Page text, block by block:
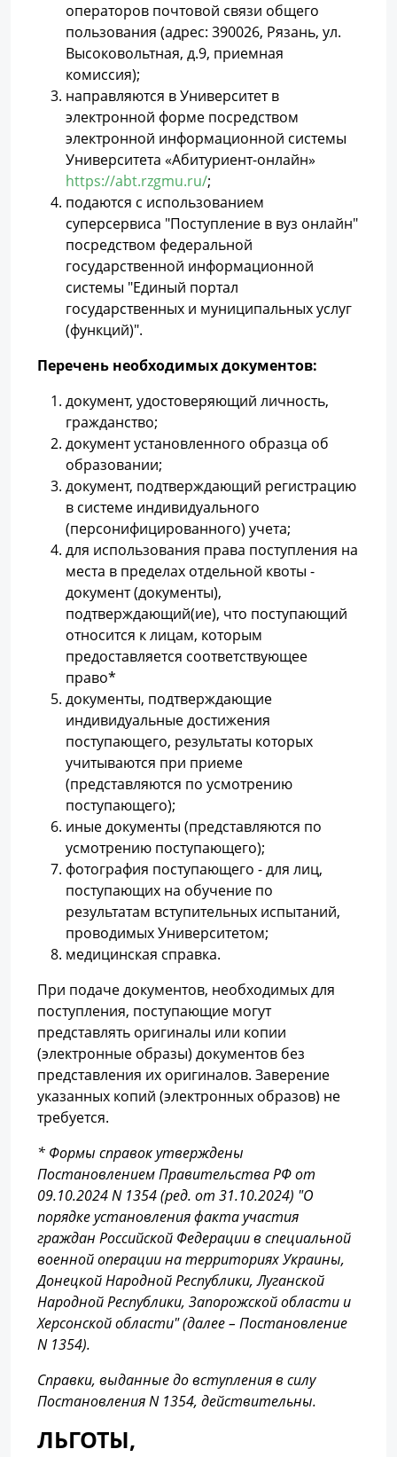
операторов почтовой связи общего
пользования (адрес: 390026, Рязань, ул.
Высоковольтная, д.9, приемная
комиссия);
направляются в Университет в
электронной форме посредством
электронной информационной системы
Университета «Абитуриент-онлайн»
https://abt.rzgmu.ru/;
подаются с использованием
суперсервиса "Поступление в вуз онлайн"
посредством федеральной
государственной информационной
системы "Единый портал
государственных и муниципальных услуг
(функций)".
Перечень необходимых документов:
документ, удостоверяющий личность,
гражданство;
документ установленного образца об
образовании;
документ, подтверждающий регистрацию
в системе индивидуального
(персонифицированного) учета;
для использования права поступления на
места в пределах отдельной квоты -
документ (документы),
подтверждающий(ие), что поступающий
относится к лицам, которым
предоставляется соответствующее
право*
документы, подтверждающие
индивидуальные достижения
поступающего, результаты которых
учитываются при приеме
(представляются по усмотрению
поступающего);
иные документы (представляются по
усмотрению поступающего);
фотография поступающего - для лиц,
поступающих на обучение по
результатам вступительных испытаний,
проводимых Университетом;
медицинская справка.
При подаче документов, необходимых для
поступления, поступающие могут
представлять оригиналы или копии
(электронные образы) документов без
представления их оригиналов. Заверение
указанных копий (электронных образов) не
требуется.
* Формы справок утверждены
Постановлением Правительства РФ от
09.10.2024 N 1354 (ред. от 31.10.2024) "О
порядке установления факта участия
граждан Российской Федерации в специальной
военной операции на территориях Украины,
Донецкой Народной Республики, Луганской
Народной Республики, Запорожской области и
Херсонской области" (далее – Постановление
N 1354).
Справки, выданные до вступления в силу
Постановления N 1354, действительны.
ЛЬГОТЫ,